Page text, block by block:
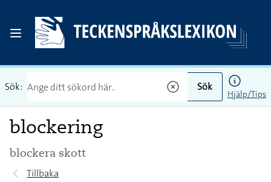
Sök: Sök
Hjälp/Tips
blockering
blockera skott
Tillbaka